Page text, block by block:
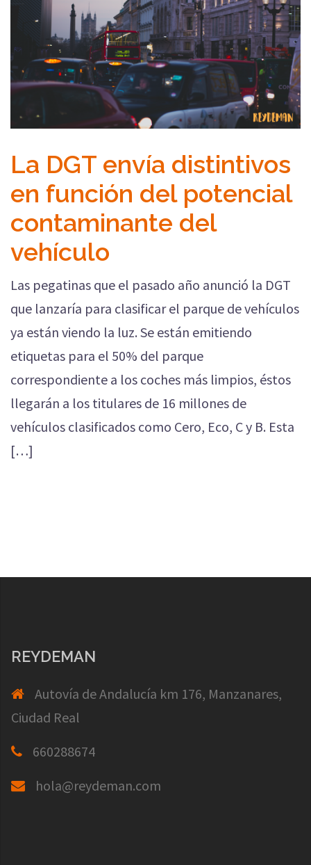
La DGT envía distintivos
en función del potencial
contaminante del
vehículo
Las pegatinas que el pasado año anunció la DGT
que lanzaría para clasificar el parque de vehículos
ya están viendo la luz. Se están emitiendo
etiquetas para el 50% del parque
correspondiente a los coches más limpios, éstos
llegarán a los titulares de 16 millones de
vehículos clasificados como Cero, Eco, C y B. Esta
[…]
REYDEMAN
Autovía de Andalucía km 176, Manzanares,
Ciudad Real
660288674
hola@reydeman.com